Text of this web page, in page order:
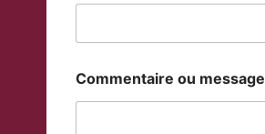
o
m
Commentaire ou message